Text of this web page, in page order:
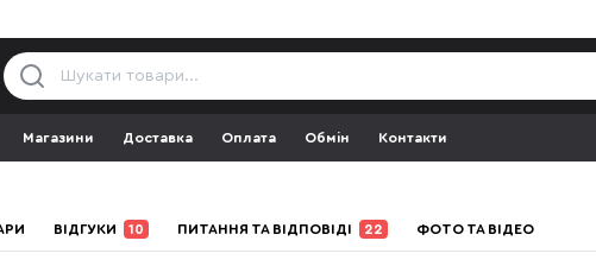
Магазини Доставка Оплата Обмін Контакти
ВІДГУКИ 10 ПИТАННЯ ТА ВІДПОВІДІ 22 ФОТО ТА ВІДЕО